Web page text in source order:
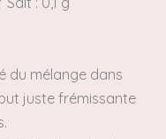
du mélange dans
juste frémissante